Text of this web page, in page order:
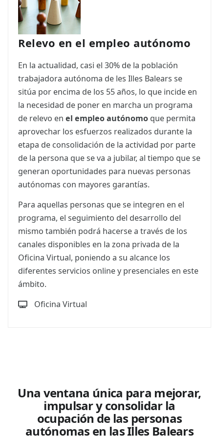
Relevo en el empleo autónomo
En la actualidad, casi el 30% de la población
trabajadora autónoma de les Illes Balears se
sitúa por encima de los 55 años, lo que incide en
la necesidad de poner en marcha un programa
de relevo en el empleo autónomo que permita
aprovechar los esfuerzos realizados durante la
etapa de consolidación de la actividad por parte
de la persona que se va a jubilar, al tiempo que se
generan oportunidades para nuevas personas
autónomas con mayores garantías.
Para aquellas personas que se integren en el
programa, el seguimiento del desarrollo del
mismo también podrá hacerse a través de los
canales disponibles en la zona privada de la
Oficina Virtual, poniendo a su alcance los
diferentes servicios online y presenciales en este
ámbito.
Oficina Virtual
Una ventana única para mejorar,
impulsar y consolidar la
ocupación de las personas
autónomas en las Illes Balears